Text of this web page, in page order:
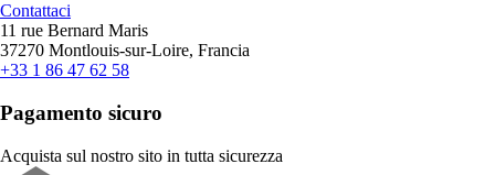
Contattaci
11 rue Bernard Maris
37270 Montlouis-sur-Loire, Francia
+33 1 86 47 62 58
Pagamento sicuro
Acquista sul nostro sito in tutta sicurezza